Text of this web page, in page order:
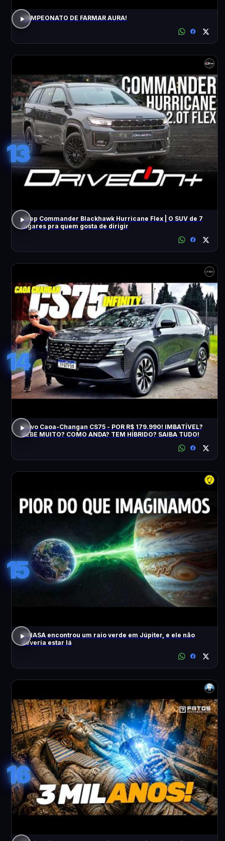
CAMPEONATO DE FARMAR AURA!
13
Jeep Commander Blackhawk Hurricane Flex | O SUV de 7
lugares pra quem gosta de dirigir
14
Novo Caoa-Changan CS75 - POR R$ 179.990! IMBATÍVEL?
BEBE MUITO? COMO ANDA? TEM HÍBRIDO? SAIBA TUDO!
15
A NASA encontrou um raio verde em Júpiter, e ele não
deveria estar lá
16